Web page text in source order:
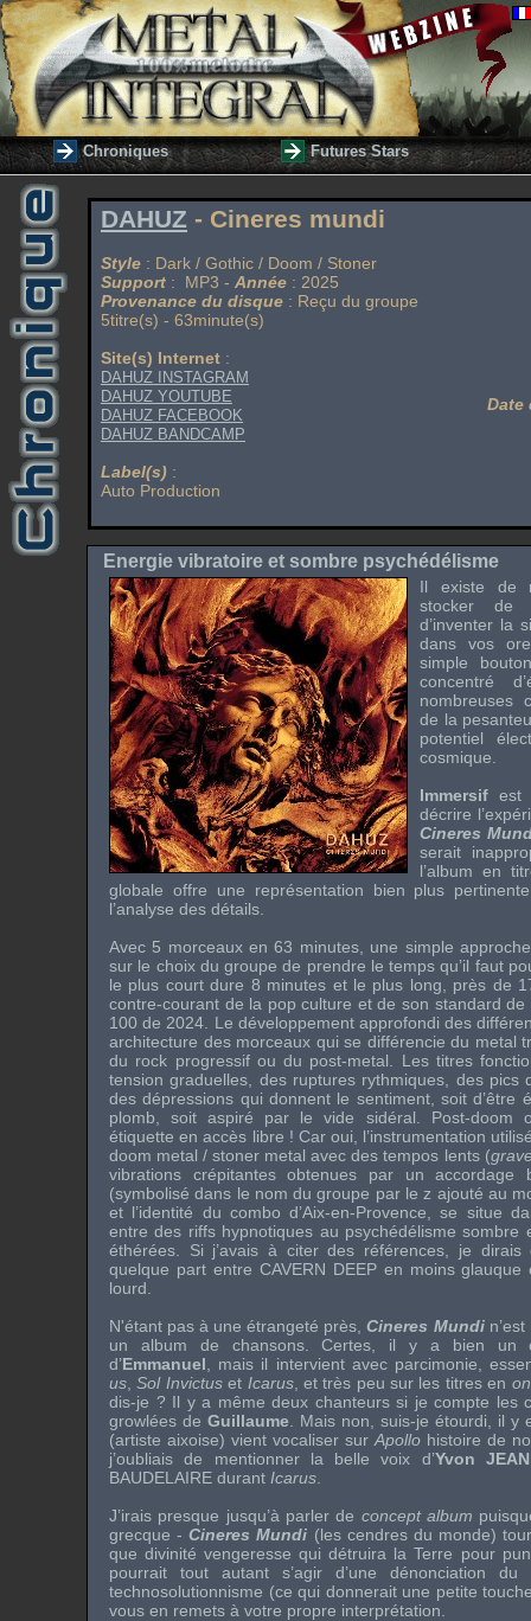
Chroniques Futures Stars
DAHUZ - Cineres mundi
Style : Dark / Gothic / Doom / Stoner
Support : MP3 - Année : 2025
Provenance du disque : Reçu du groupe
5titre(s) - 63minute(s)
Site(s) Internet :
DAHUZ INSTAGRAM
DAHUZ YOUTUBE
DAHUZ FACEBOOK
DAHUZ BANDCAMP
Label(s) :
Auto Production
Date
Energie vibratoire et sombre psychédélisme
Il existe de
stocker de
d’inventer la
dans vos
simple
concentré
nombreuses
de la
potentiel
cosmique.
Immersif est
décrire
Cineres
serait
l’album en
globale offre une représentation bien plus
l’analyse des détails.
Avec 5 morceaux en 63 minutes, une simple
sur le choix du groupe de prendre le temps qu’il faut
le plus court dure 8 minutes et le plus long, près de
contre-courant de la pop culture et de son standard de
100 de 2024. Le développement approfondi des
architecture des morceaux qui se différencie du metal
du rock progressif ou du post-metal. Les titres
tension graduelles, des ruptures rythmiques, des pics
des dépressions qui donnent le sentiment, soit d’être
plomb, soit aspiré par le vide sidéral. Post-doom
étiquette en accès libre ! Car oui, l’instrumentation
doom metal / stoner metal avec des tempos lents (
vibrations crépitantes obtenues par un
(symbolisé dans le nom du groupe par le z ajouté au
et l’identité du combo d’Aix-en-Provence, se situe
entre des riffs hypnotiques au psychédélisme sombre
éthérées. Si j’avais à citer des références, je
quelque part entre CAVERN DEEPen moins
lourd.
N'étant pas à une étrangeté près,Cineres Mundin’est
un album de chansons. Certes, il y a bien un
d’Emmanuel , mais il intervient avec parcimonie,
us ,Sol Invictuset Icarus, et très peu sur les titres en on
dis-je ? Il y a même deux chanteurs si je compte les
growlées de Guillaume . Mais non, suis-je étourdi, il
(artiste aixoise) vient vocaliser sur Apollo histoire de
j’oubliais de mentionner la belle voix d’Yvon JEAN
BAUDELAIRE durant Icarus
J’irais presque jusqu’à parler de concept album
grecque -Cineres Mundi (les cendres du monde)
que divinité vengeresse qui détruira la Terre pour
pourrait tout autant s’agir d’une dénonciation du
technosolutionnisme (ce qui donnerait une petite
vous en remets à votre propre interprétation.